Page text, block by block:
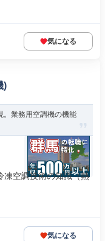
気になる
)
。業務用空調機の機能
凍空調技術の知識（熱
気になる